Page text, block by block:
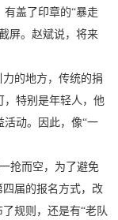
盖了印章的“暴走
屏。赵斌说，将来
的地方，传统的捐
，特别是年轻人，他
动。因此，像“一
抢而空，为了避免
四届的报名方式，改
规则，还是有“老队